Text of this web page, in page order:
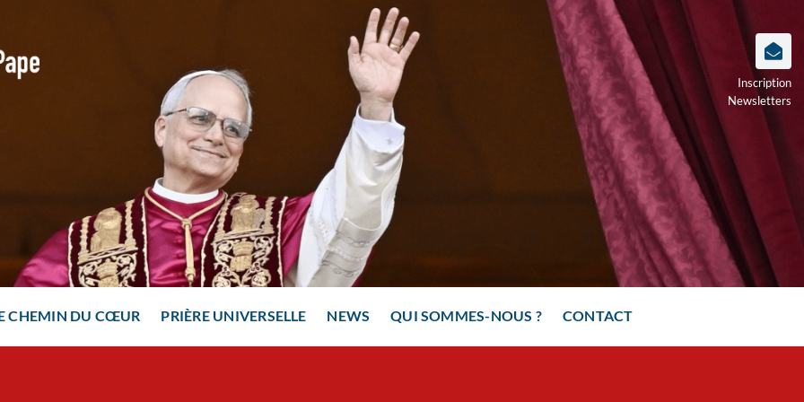
Inscription
Newsletters
CHEMIN DU CŒUR PRIÈRE UNIVERSELLE NEWS QUI SOMMES-NOUS ? CONTACT